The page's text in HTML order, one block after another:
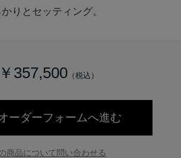
りとセッティング。
￥357,500
ーダーフォームへ進む
商品について問い合わせる